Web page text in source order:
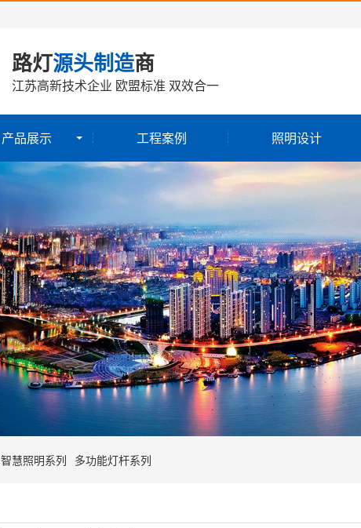
路灯源头制造商
江苏高新技术企业 欧盟标准 双效合一
产品展示 工程案例 照明设计
智慧照明系列 多功能灯杆系列